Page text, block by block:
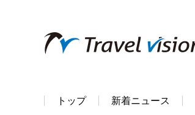
トップ 新着ニュース